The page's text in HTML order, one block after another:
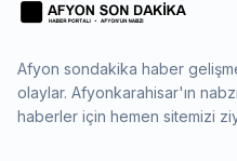
Afyon sondakika haber
olaylar. Afyonkarahisar'ın
haberler için hemen sitemizi